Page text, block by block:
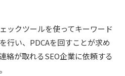
ックツールを使ってキーワード
行い、PDCAを回すことが求め
絡が取れるSEO企業に依頼する